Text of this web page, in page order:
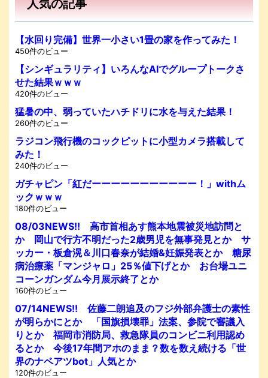
人気の記事
【水回り完備】世界一小さい1畳の家を作ってみた！
450件のビュー
【シンギュラリティ】いろんなAIでグループトークさ
せた結果ｗｗｗ
420件のビュー
猛暑の中、弱っていたハチドリに水を与えた結果！
260件のビュー
ラジコン飛行機のコックピットに小型カメラ搭載して
みた！
240件のビュー
ガチャピン「紅だーーーーーーーーーーー！」withム
ックｗｗｗ
180件のビュー
08/03NEWS!! 高市首相あす熊本地震被災地訪問と
か 岡山で行方不明だった2歳男児を無事発見とか サ
ッカー・板倉滉＆川口春奈が結婚&妊娠発表とか 糖尿
病治療薬「マンジャロ」25％値下げとか お台場ユニ
コーンガンダム今月展示終了とか
160件のビュー
07/14NEWS!! 佐藤二朗追及のフジ外部弁護士の素性
が明らかにとか 「国旗損壊罪」法案、参院で審議入
りとか 福岡市消防局、救急隊員のコンビニ利用認め
るとか 今後17年間アホのまま？数を数え続ける「世
界のナベアツbot」人気とか
120件のビュー